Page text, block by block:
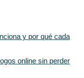
y por qué cada
online sin perder